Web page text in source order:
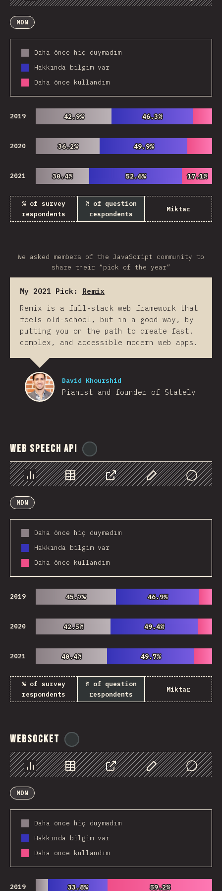
Chart Data Share Customize Data
Comments
MDN
Daha önce hiç duymadım
Hakkında bilgim var
Daha önce kullandım
2019 42.9%
42.9% 46.3%
46.3%
2020 36.2%
36.2% 49.9%
49.9%
2021 30.4%
30.4% 52.6%
52.6% 17.1%
17.1%
% of survey
respondents
% of question
respondents
Miktar
We asked members of the JavaScript community to
share their “pick of the year”
My 2021 Pick: Remix
Remix is a full-stack web framework that
feels old-school, but in a good way, by
putting you on the path to create fast,
complex, and accessible modern web apps.
David Khourshid
Pianist and founder of Stately
Web Speech API
Chart Data Share Customize Data
Comments
MDN
Daha önce hiç duymadım
Hakkında bilgim var
Daha önce kullandım
2019 45.7%
45.7% 46.9%
46.9%
2020 42.5%
42.5% 49.4%
49.4%
2021 40.4%
40.4% 49.7%
49.7%
% of survey
respondents
% of question
respondents
Miktar
WebSocket
Chart Data Share Customize Data
Comments
MDN
Daha önce hiç duymadım
Hakkında bilgim var
Daha önce kullandım
2019 33.8%
33.8% 59.2%
59.2%